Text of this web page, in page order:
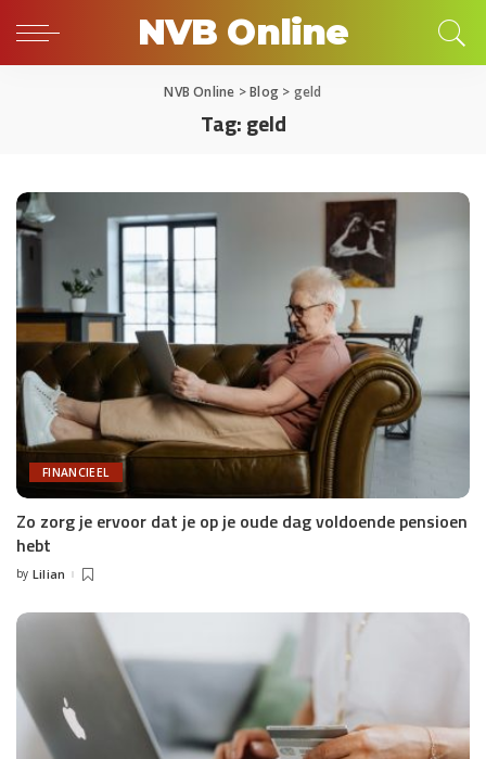
NVB Online
NVB Online >Blog > geld
Tag:geld
FINANCIEEL
Zo zorg je ervoor dat je op je oude dag voldoende pensioen
hebt
Posted
by Lilian